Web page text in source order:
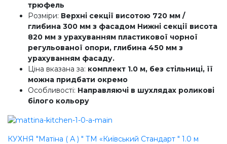
трюфель
Розміри: Верхні секції висотою 720 мм /
глибина 300 мм з фасадом Нижні секції висота
820 мм з урахуванням пластикової чорної
регульованої опори, глибина 450 мм з
урахуванням фасаду.
Ціна вказана за: комплект 1.0 м, без стільниці, її
можна придбати окремо
Особливості: Направляючі в шухлядах роликові
білого кольору
КУХНЯ "Матіна ( А ) " ТМ «Київський Стандарт " 1.0 м